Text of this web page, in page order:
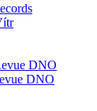
DNO
DNO